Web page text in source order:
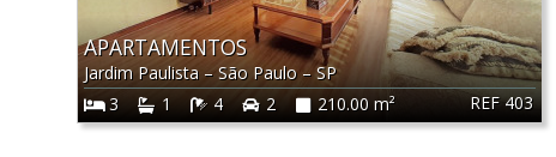
REF 403
APARTAMENTOS
Jardim Paulista–São Paulo –SP
3
1 4 2 210.00 m²